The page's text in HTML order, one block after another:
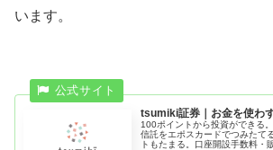
います。
tsumiki証券｜お金を使わ
100ポイントから投資ができる
信託をエポスカードでつみたて
トもたまる。口座開設手数料・